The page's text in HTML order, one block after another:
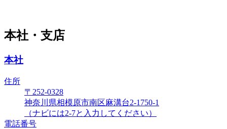
本社・支店
本社
住所
〒252-0328
神奈川県相模原市南区麻溝台2-1750-1
（ナビには2-7と入力してください）
電話番号